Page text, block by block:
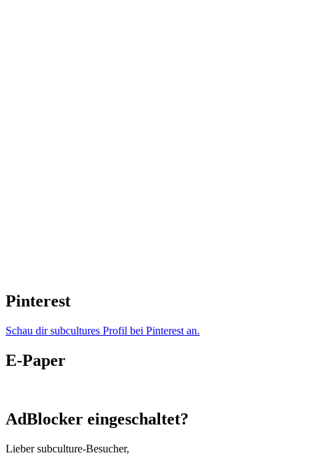
Pinterest
Schau dir subcultures Profil bei Pinterest an.
E-Paper
AdBlocker eingeschaltet?
Lieber subculture-Besucher,